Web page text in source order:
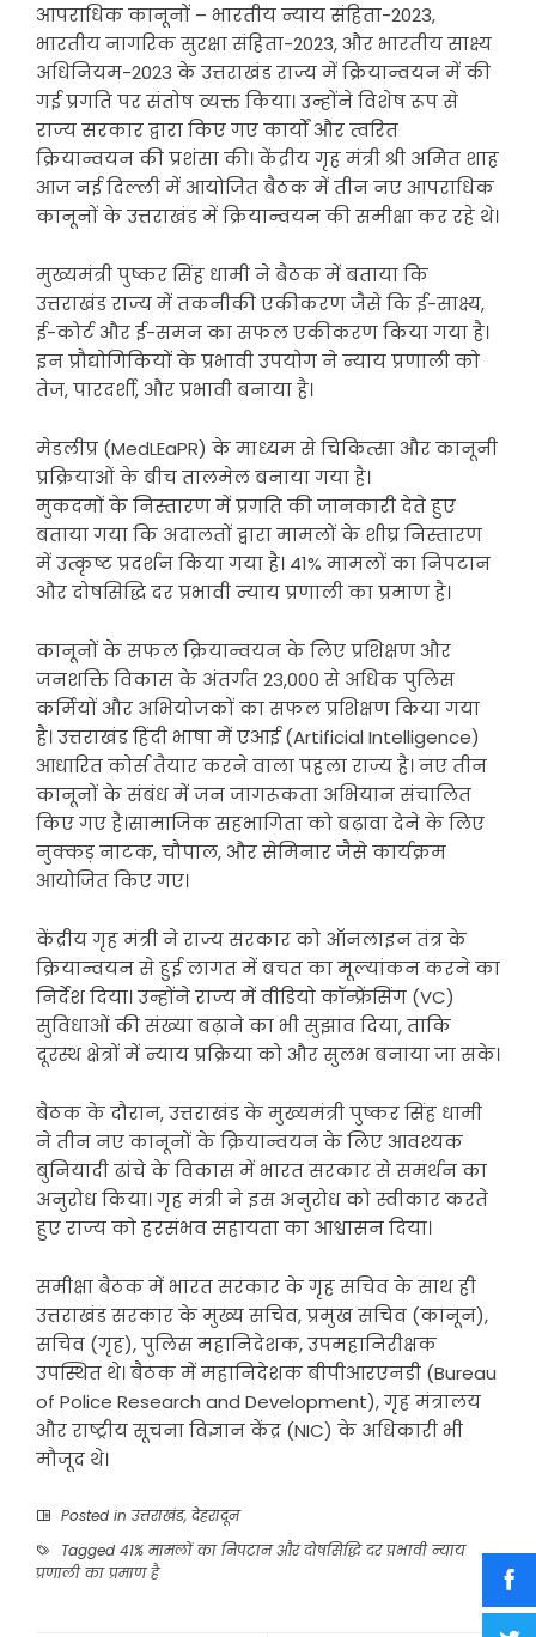
आपराधिक कानूनों – भारतीय न्याय संहिता-2023,
भारतीय नागरिक सुरक्षा संहिता-2023, और भारतीय साक्ष्य
अधिनियम-2023 के उत्तराखंड राज्य में क्रियान्वयन में की
गई प्रगति पर संतोष व्यक्त किया। उन्होंने विशेष रूप से
राज्य सरकार द्वारा किए गए कार्यों और त्वरित
क्रियान्वयन की प्रशंसा की। केंद्रीय गृह मंत्री श्री अमित शाह
आज नई दिल्ली में आयोजित बैठक में तीन नए आपराधिक
कानूनों के उत्तराखंड में क्रियान्वयन की समीक्षा कर रहे थे।
मुख्यमंत्री पुष्कर सिंह धामी ने बैठक में बताया कि
उत्तराखंड राज्य में तकनीकी एकीकरण जैसे कि ई-साक्ष्य,
ई-कोर्ट और ई-समन का सफल एकीकरण किया गया है।
इन प्रौद्योगिकियों के प्रभावी उपयोग ने न्याय प्रणाली को
तेज, पारदर्शी, और प्रभावी बनाया है।
मेडलीप्र (MedLEaPR) के माध्यम से चिकित्सा और कानूनी
प्रक्रियाओं के बीच तालमेल बनाया गया है।
मुकदमों के निस्तारण में प्रगति की जानकारी देते हुए
बताया गया कि अदालतों द्वारा मामलों के शीघ्र निस्तारण
में उत्कृष्ट प्रदर्शन किया गया है। 41% मामलों का निपटान
और दोषसिद्धि दर प्रभावी न्याय प्रणाली का प्रमाण है।
कानूनों के सफल क्रियान्वयन के लिए प्रशिक्षण और
जनशक्ति विकास के अंतर्गत 23,000 से अधिक पुलिस
कर्मियों और अभियोजकों का सफल प्रशिक्षण किया गया
है। उत्तराखंड हिंदी भाषा में एआई (Artificial Intelligence)
आधारित कोर्स तैयार करने वाला पहला राज्य है। नए तीन
कानूनों के संबंध में जन जागरूकता अभियान संचालित
किए गए है।सामाजिक सहभागिता को बढ़ावा देने के लिए
नुक्कड़ नाटक, चौपाल, और सेमिनार जैसे कार्यक्रम
आयोजित किए गए।
केंद्रीय गृह मंत्री ने राज्य सरकार को ऑनलाइन तंत्र के
क्रियान्वयन से हुई लागत में बचत का मूल्यांकन करने का
निर्देश दिया। उन्होंने राज्य में वीडियो कॉन्फ्रेंसिंग (VC)
सुविधाओं की संख्या बढ़ाने का भी सुझाव दिया, ताकि
दूरस्थ क्षेत्रों में न्याय प्रक्रिया को और सुलभ बनाया जा सके।
बैठक के दौरान, उत्तराखंड के मुख्यमंत्री पुष्कर सिंह धामी
ने तीन नए कानूनों के क्रियान्वयन के लिए आवश्यक
बुनियादी ढांचे के विकास में भारत सरकार से समर्थन का
अनुरोध किया। गृह मंत्री ने इस अनुरोध को स्वीकार करते
हुए राज्य को हरसंभव सहायता का आश्वासन दिया।
समीक्षा बैठक में भारत सरकार के गृह सचिव के साथ ही
उत्तराखंड सरकार के मुख्य सचिव, प्रमुख सचिव (कानून),
सचिव (गृह), पुलिस महानिदेशक, उपमहानिरीक्षक
उपस्थित थे। बैठक में महानिदेशक बीपीआरएनडी (Bureau
of Police Research and Development), गृह मंत्रालय
और राष्ट्रीय सूचना विज्ञान केंद्र (NIC) के अधिकारी भी
मौजूद थे।
Posted in उत्तराखंड, देहरादून
Tagged 41% मामलों का निपटान और दोषसिद्धि दर प्रभावी न्याय
प्रणाली का प्रमाण है